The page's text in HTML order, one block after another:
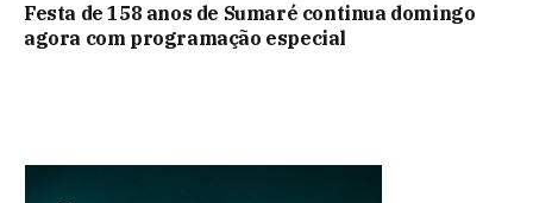
Festa de 158 anos de Sumaré continua domingo
agora com programação especial